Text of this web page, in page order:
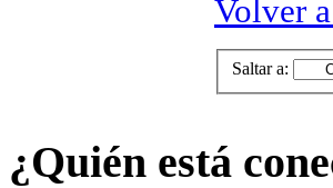
Volver
Saltar a:
¿Quién está